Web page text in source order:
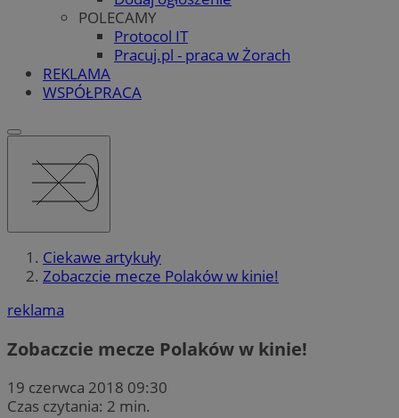
POLECAMY
Protocol IT
Pracuj.pl - praca w Żorach
REKLAMA
WSPÓŁPRACA
Ciekawe artykuły
Zobaczcie mecze Polaków w kinie!
reklama
Zobaczcie mecze Polaków w kinie!
19 czerwca 2018 09:30
Czas czytania: 2 min.